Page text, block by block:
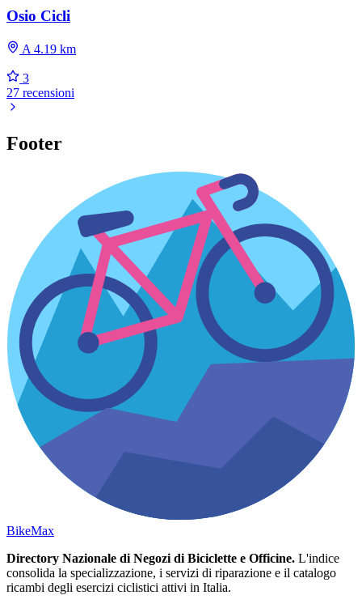
Osio Cicli
A 4.19 km
3
27 recensioni
Footer
BikeMax
Directory Nazionale di Negozi di Biciclette e Officine. L'indice
consolida la specializzazione, i servizi di riparazione e il catalogo
ricambi degli esercizi ciclistici attivi in Italia.